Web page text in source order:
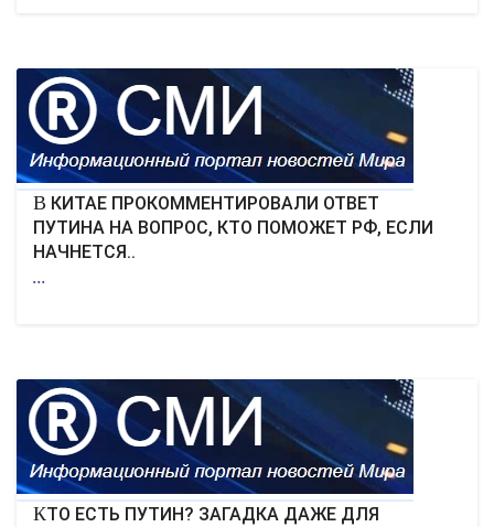
В КИТАЕ ПРОКОММЕНТИРОВАЛИ ОТВЕТ
ПУТИНА НА ВОПРОС, КТО ПОМОЖЕТ РФ, ЕСЛИ
НАЧНЕТСЯ..
...
КТО ЕСТЬ ПУТИН? ЗАГАДКА ДАЖЕ ДЛЯ